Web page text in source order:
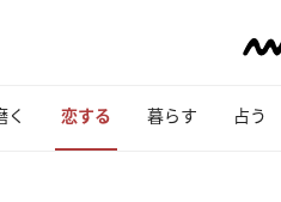
く 恋する 暮らす 占う